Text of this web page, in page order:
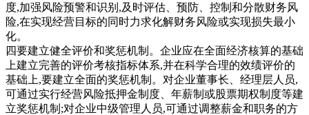
度,加强风险预警和识别,及时评估、预防、控制和分散财务风
险,在实现经营目标的同时力求化解财务风险或实现损失最小
化。
四要建立健全评价和奖惩机制。企业应在全面经济核算的基础
上建立完善的评价考核指标体系,并在科学合理的效绩评价的
基础上,要建立全面的奖惩机制。对企业董事长、经理层人员,
可通过实行经营风险抵押金制度、年薪制或股票期权制度等建
立奖惩机制;对企业中级管理人员,可通过调整薪金和职务的方